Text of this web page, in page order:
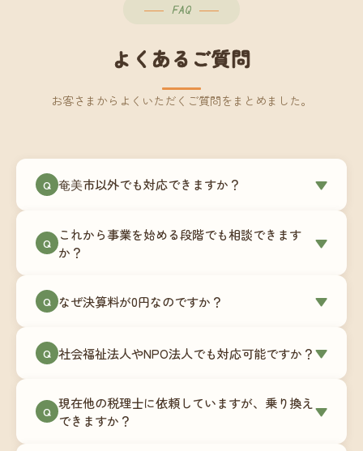
FAQ
よくあるご質問
お客さまからよくいただくご質問をまとめました。
Q 奄美市以外でも対応できますか？ ▼
やチャットツールを使ったオンラインでのやり取
りが中心ですので、地域を問わずサポート可能で
業者さまにご利用いただいています。
Q
これから事業を始める段階でも相談できます
か？
▼
180,000円〜）をご用意しています。事業計画の段
談にも対応しています。
Q なぜ決算料が0円なのですか？ ▼
次で進めています。そのため、決算時に追加の作
リプション型の料金体系を実現しています。年間
コストが事前にわかるので、資金繰りの見通しも
Q 社会福祉法人やNPO法人でも対応可能ですか？▼
は営利法人とは会計基準や監査要件が異なるた
め、別途お見積りとなります。まずはお気軽にご
Q 現在他の税理士に依頼していますが、乗り換え
できますか？
▼